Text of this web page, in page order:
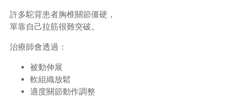
許多駝背患者胸椎關節僵硬，
單靠自己拉筋很難突破。
治療師會透過：
被動伸展
軟組織放鬆
適度關節動作調整